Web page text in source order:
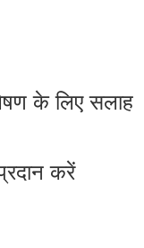
के लिए सलाह
करें